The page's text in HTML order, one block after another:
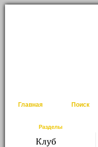
Главная Поиск
Разделы